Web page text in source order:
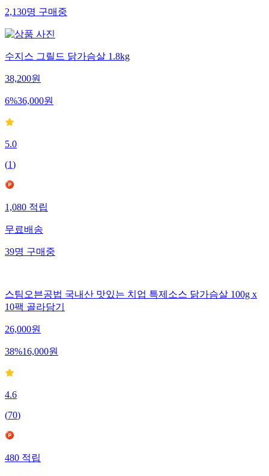
2,130명구매중
수지스 그릴드 닭가슴살 1.8kg
38,200원
6%36,000원
5.0
(1)
1,080적립
무료배송
39명구매중
스팀오븐공법 국내산 맛있는 치업 특제소스 닭가슴살 100g x
10팩 골라담기
26,000원
38%16,000원
4.6
(70)
480적립